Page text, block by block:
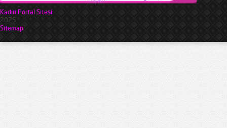
Kadın Portal Sitesi
2025
Sitemap